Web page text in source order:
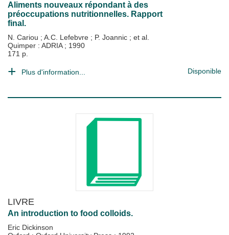
Aliments nouveaux répondant à des
préoccupations nutritionnelles. Rapport
final.
N. Cariou ; A.C. Lefebvre ; P. Joannic ; et al.
Quimper : ADRIA ; 1990
171 p.
Plus d'information... Disponible
LIVRE
An introduction to food colloids.
Eric Dickinson